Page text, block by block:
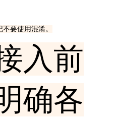
要使用混淆。
入前
确各